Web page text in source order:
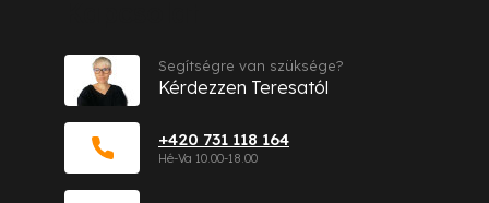
+420 731 118 164
Segítségre van szüksége?
Kérdezzen Teresatól